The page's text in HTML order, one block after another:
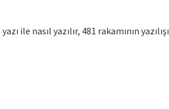
ile nasıl yazılır, 481 rakamının yazılışı